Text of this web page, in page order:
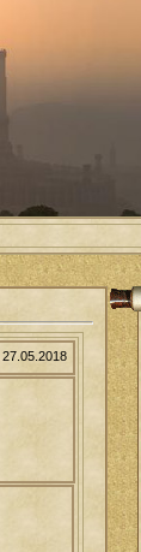
27.05.2018